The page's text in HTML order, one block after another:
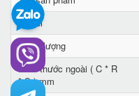
Model
Trọng lượng
Kích thước ngoài ( C * R
* S ) mm